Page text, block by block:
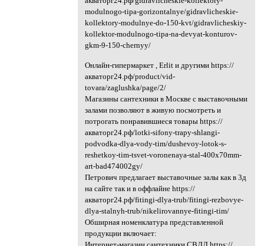
modulnogo-tipa-gorizontalnye/gidravlicheskie-
kollektory-modulnye-do-150-kvt/gidravlicheskiy-
kollektor-modulnogo-tipa-na-devyat-konturov-
gkm-9-150-chernyy/
Онлайн-гипермаркет , Erlit и другими https://
акваторг24.рф/product/vid-
tovara/zaglushka/page/2/
Магазины сантехники в Москве с выставочными
залами позволяют в живую посмотреть и
потрогать понравившиеся товары https://
акваторг24.рф/lotki-sifony-trapy-shlangi-
podvodka-dlya-vody-tim/dushevoy-lotok-s-
reshetkoy-tim-tsvet-voronenaya-stal-400x70mm-
art-bad474002gy/
Петрович предлагает выставочные залы как в 3д
на сайте так и в оффлайне https://
акваторг24.рф/fitingi-dlya-trub/fitingi-rezbovye-
dlya-stalnyh-trub/nikelirovannye-fitingi-tim/
Обширная номенклатура представленной
продукции включает: